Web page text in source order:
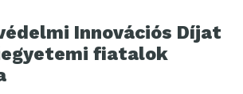
Innovációs Díjat
fiatalok